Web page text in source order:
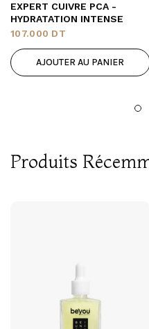
EXPERT CUIVRE PCA -
HYDRATATION INTENSE
107.000 DT
AJOUTER AU PANIER
Produits